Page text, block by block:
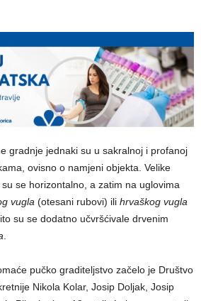
gradnje jednaki su u sakralnoj i profanoj
ovisno o namjeni objekta. Velike
se horizontalno, a zatim na uglovima
vugla (otesani rubovi) ili hrvaškog vugla
su se dodatno učvršćivale drvenim
pučko graditeljstvo začelo je Društvo
Nikola Kolar, Josip Doljak, Josip